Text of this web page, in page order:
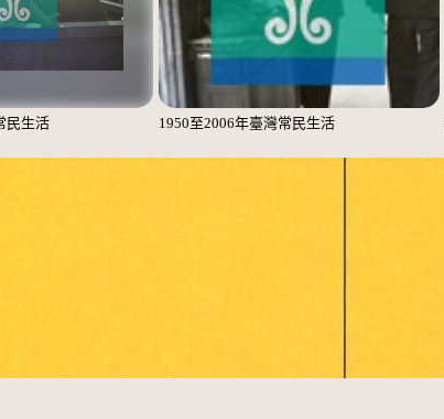
民生活 1950至2006年臺灣常民生活